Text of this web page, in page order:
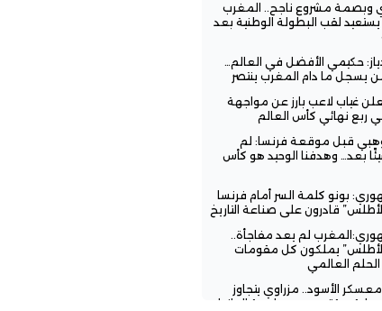
وبصمة مشروع ناجح.. المغرب
يستعيد لقب البطولة الوطنية بعد
دياز: حكيمي الأفضل في العالم…
يسجل ما دام المغرب ينتصر
غياب لاعب بارز عن مواجهة
ربع نهائي كأس العالم
قبل موقعة فرنسا: لم
بعد… وهدفنا الوحيد هو كأس
بونو كلمة السر أمام فرنسا
قادرون على صناعة التاريخ
لم يعد مفاجأة..
يملكون كل مقومات
العالمي
معسكر الأسود.. مزراوي يتجاوز
ويقترب من مواجهة البرازيل